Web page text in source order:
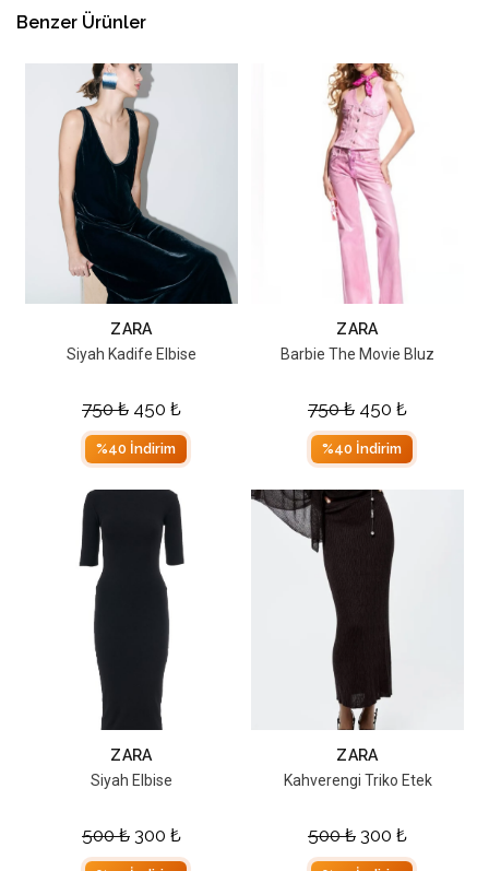
Benzer Ürünler
ZARA
Siyah Kadife Elbise
750₺ 450 ₺
%40 İndirim
ZARA
Barbie The Movie Bluz
750₺ 450 ₺
%40 İndirim
ZARA
Siyah Elbise
500₺ 300 ₺
ZARA
Kahverengi Triko Etek
500₺ 300 ₺